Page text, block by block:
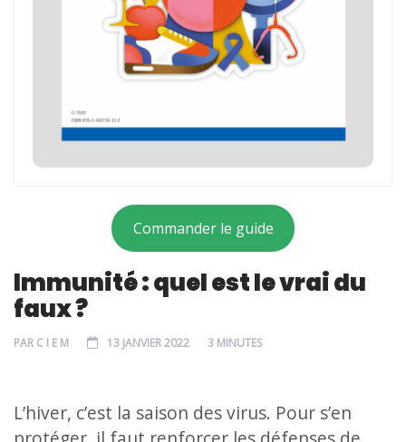
Commander le guide
Immunité : quel est le vrai du
faux ?
PAR C I E M 13 JANVIER 2022 3 MINUTES
L’hiver, c’est la saison des virus. Pour s’en